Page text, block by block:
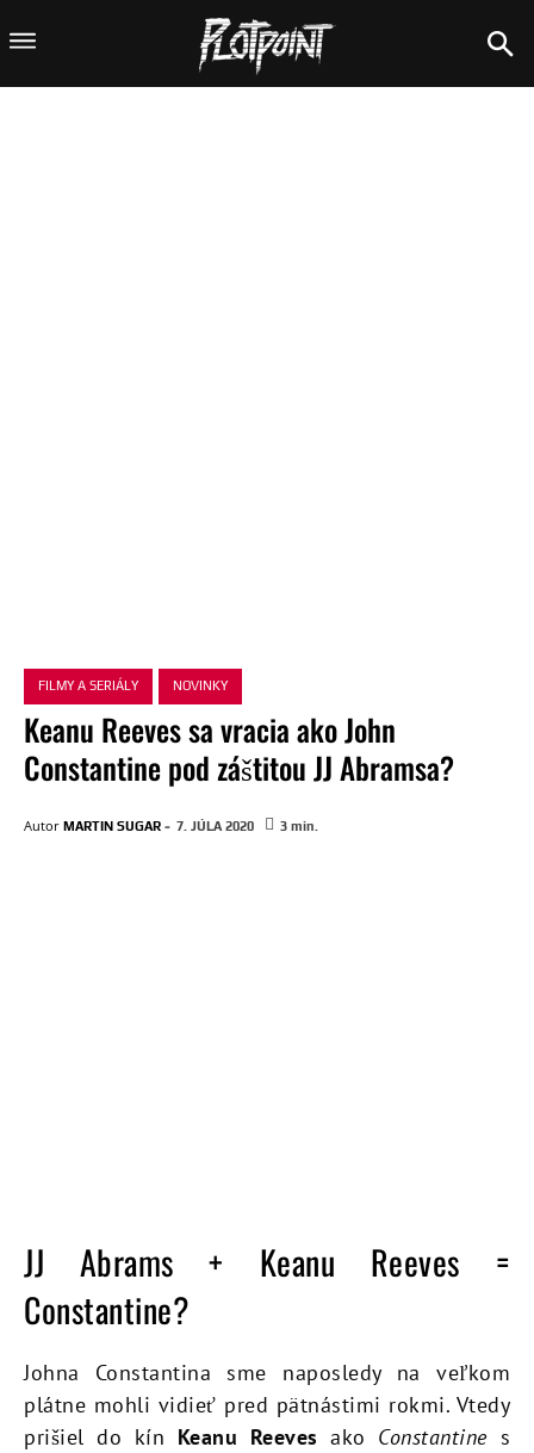
FILMY A SERIÁLY NOVINKY
Keanu Reeves sa vracia ako John
Constantine pod záštitou JJ Abramsa?
Autor MARTIN SUGAR - 7. JÚLA 2020 3 min.
JJ Abrams + Keanu Reeves =
Constantine?
Johna Constantina sme naposledy na veľkom
plátne mohli vidieť pred pätnástimi rokmi. Vtedy
prišiel do kín Keanu Reeves ako Constantines